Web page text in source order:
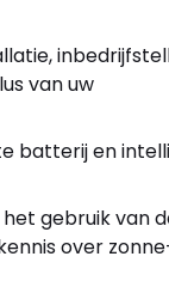
van uw
batterij en
gebruik van
over